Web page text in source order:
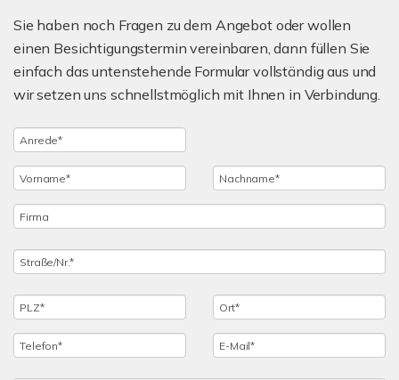
Sie haben noch Fragen zu dem Angebot oder wollen
einen Besichtigungstermin vereinbaren, dann füllen Sie
einfach das untenstehende Formular vollständig aus und
wir setzen uns schnellstmöglich mit Ihnen in Verbindung.